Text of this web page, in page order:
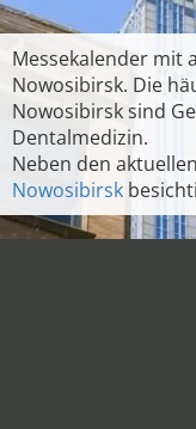
Messekalender mit
Nowosibirsk. Die
Nowosibirsk sind
Dentalmedizin.
Neben den
Nowosibirsk